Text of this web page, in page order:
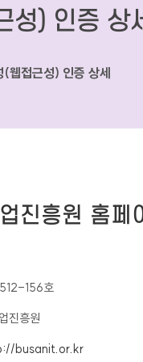
성) 인증 상
웹접근성) 인증 상세
진흥원 홈페
156호
진흥원
busanit.or.kr